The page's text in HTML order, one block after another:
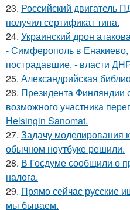
23. Российский двигатель
получил сертификат типа.
24. Украинский дрон
- Симферополь в Енакиево,
пострадавшие, - власти
25. Александрийская
26. Президента Финляндии
возможного участника
Helsingin Sanomat.
27. Задачу моделирования
обычном ноутбуке решили.
28. В Госдуме сообщили о
налога.
29. Прямо сейчас русские
мы бываем.